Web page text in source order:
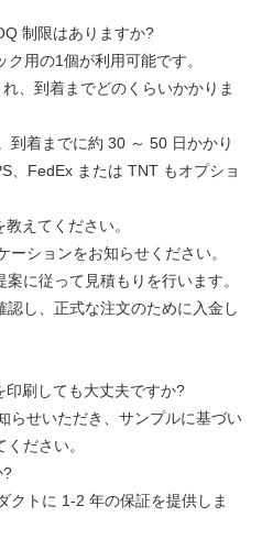
制限はありますか?
用の1個が利用可能です。
、到着までどのくらいかかりま
到着までに約 30 ～ 50 日かかり
、FedEx または TNT もオプショ
えてください。
ションをお知らせください。
に従って見積もりを行います。
し、正式な注文のために入金し
印刷しても大丈夫ですか?
らせいただき、サンプルに基づい
ださい。
?
クトに 1-2 年の保証を提供しま